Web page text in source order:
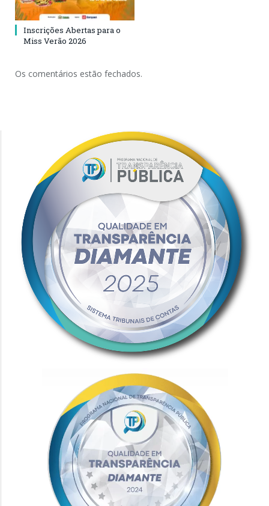
Inscrições Abertas para o
Miss Verão 2026
Os comentários estão fechados.